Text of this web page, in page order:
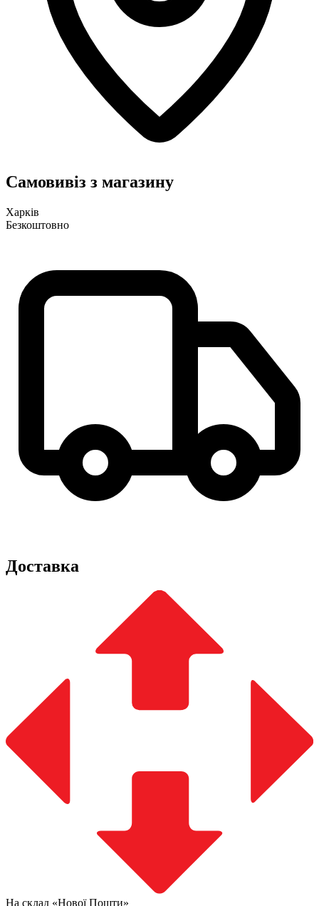
Самовивіз з магазину
Харків
Безкоштовно
Доставка
На склад «Нової Пошти»